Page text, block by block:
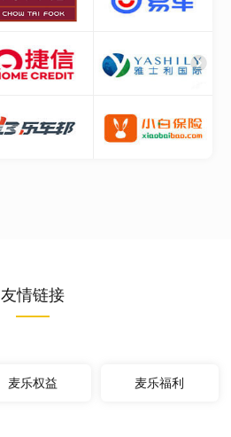
友情链接
麦乐权益 麦乐福利